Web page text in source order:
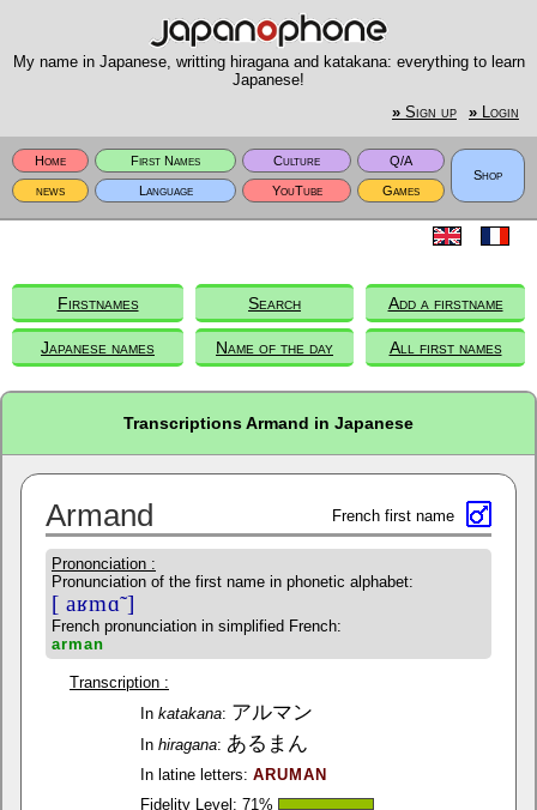
My name in Japanese, writting hiragana and katakana: everything to learn
Japanese!
» Sign up » Login
Home First Names Culture
Q/A
Shop
news
Language YouTube Games
Firstnames Search Add a firstname
Japanese names Name of the day All first names
Transcriptions Armand in Japanese
Armand French first name
Prononciation :
Pronunciation of the first name in phonetic alphabet:
[ aʁmɑ̃ ]
French pronunciation in simplified French:
arman
Transcription :
In katakana: アルマン
In hiragana: あるまん
In latine letters: ARUMAN
Fidelity Level: 71%